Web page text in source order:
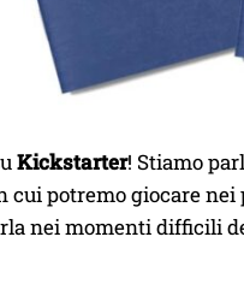
Kickstarter! Stiamo
cui potremo giocare
nei momenti difficili